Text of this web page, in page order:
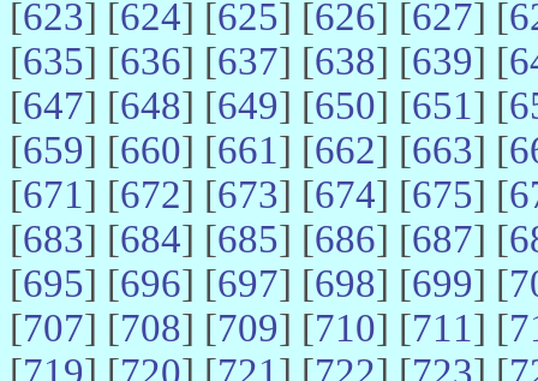
[623] [624] [625] [626] [627] [
[635] [636] [637] [638] [639] [
[647] [648] [649] [650] [651] [
[659] [660] [661] [662] [663] [
[671] [672] [673] [674] [675] [
[683] [684] [685] [686] [687] [
[695] [696] [697] [698] [699] [
[707] [708] [709] [710] [711] [
[719] [720] [721] [722] [723] [